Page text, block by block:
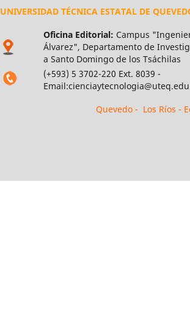
UNIVERSIDAD TÉCNICA ESTATAL DE
Oficina Editorial: Campus
Álvarez", Departamento de
a Santo Domingo de los Tsáchilas
(+593) 5 3702-220 Ext. 8039 -
Quevedo - Los Ríos -